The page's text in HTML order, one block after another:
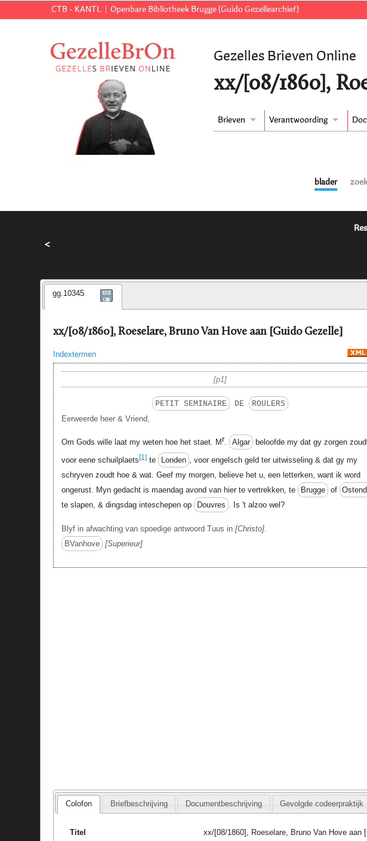
CTB - KANTL Openbare Bibliotheek Brugge (Guido Gezellearchief)
Gezelles Brieven Online
xx/[08/1860],
Brieven Verantwoording
blader
<
gg.10345
xx/[08/1860], Roeselare, Bruno Van Hove aan [Guido Gezelle]
Indextermen
p1
PETIT SEMINAIRE DE
ROULERS
Eerweerde heer & Vriend,
Om Gods wille laat my weten hoe het staet. Mr. Algar beloofde my dat gy zorgen
voor eene schuilplaets[1]te Londen , voor engelsch geld ter uitwisseling & dat gy my
schryven zoudt hoe & wat. Geef my morgen, believe het u, een letterken, want ik word
ongerust. Myn gedacht is maendag avond van hier te vertrekken, te
Brugge of
te slapen, & dingsdag inteschepen op
Douvres . Is 't alzoo wel?
Blyf in afwachting van spoedige antwoord Tuus in Christo .
BVanhove
Superieur
Colofon Briefbeschrijving Documentbeschrijving Gevolgde codeerpraktijk
Titel xx/[08/1860], Roeselare, Bruno Van Hove aan